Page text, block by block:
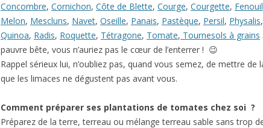
Concombre, Cornichon, Côte de Blette, Courge, Courgette, Fenouil
Melon, Mescluns, Navet, Oseille, Panais, Pastèque, Persil, Physalis,
Quinoa, Radis, Roquette, Tétragone, Tomate, Tournesols à grains
pauvre bête, vous n’auriez pas le cœur de l’enterrer ! 😉
Rappel sérieux lui, n’oubliez pas, quand vous semez, de mettre
que les limaces ne dégustent pas avant vous.
Comment préparer ses plantations de tomates chez soi ?
Préparez de la terre, terreau ou mélange terreau sable sans trop